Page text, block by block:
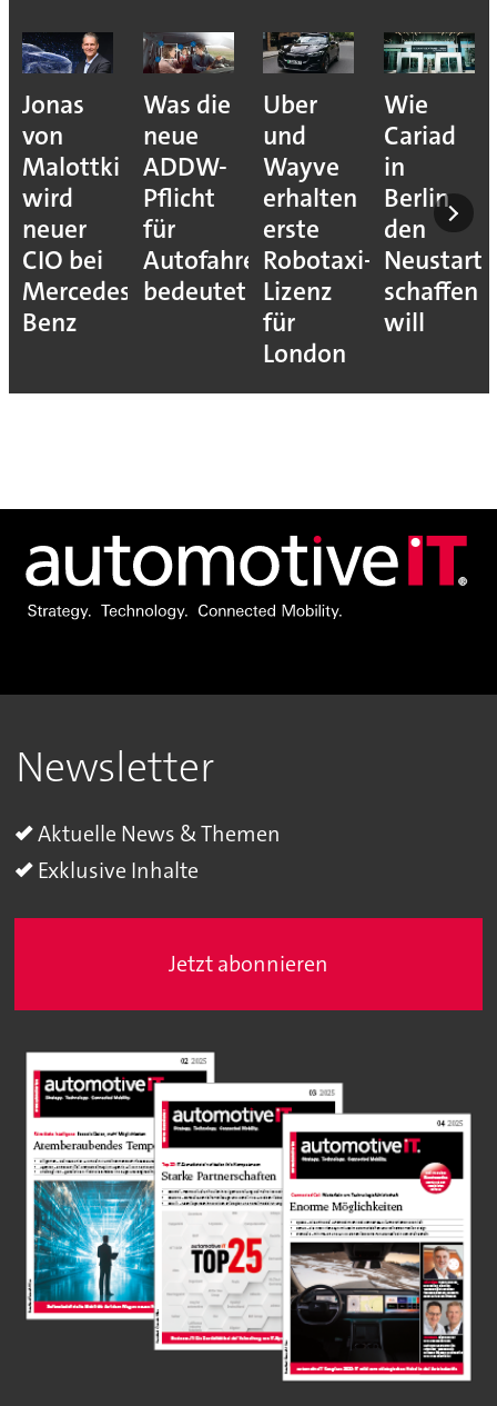
Jonas
von
Malottki
wird
neuer
CIO bei
Mercedes-
Benz
Was die
neue
ADDW-
Pflicht
für
Autofahrer
bedeutet
Uber
und
Wayve
erhalten
erste
Robotaxi-
Lizenz
für
London
Wie
Cariad
in
Berlin
den
Neustart
schaffen
will
Newsletter
Aktuelle News & Themen
Exklusive Inhalte
Jetzt abonnieren